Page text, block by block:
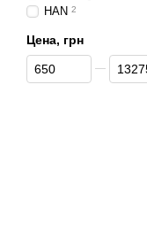
HAN 2
Цена, грн
От Цена, грн
До Цена, грн